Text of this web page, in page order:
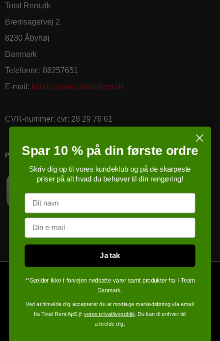
Total Rent.dk
Bremsagervej 2
8230 Åbyhøj
Danmark
Telefonnr.: 86257651
E-mail : kundeservice@totalrent.dk
CVR-nummer: cvr: 28 29 76 61
PRICERUNNER KØBSGARANTI
Spar 10 % på din første ordre
Skriv dig op til vores kundeklub og på de skarpeste
priser på alt hvad du behøver til din rengøring!
Navn
Email
Ja tak
**Gælder ikke i forvejen nedsatte varer samt produkter fra I-Team
Danmark.
Ved at tilmelde dig accepterer du at modtage markedsføring via email
fra Total Rent ApS jf.vores privatlivspolitik. Du kan til enhver tid
afmelde dig.